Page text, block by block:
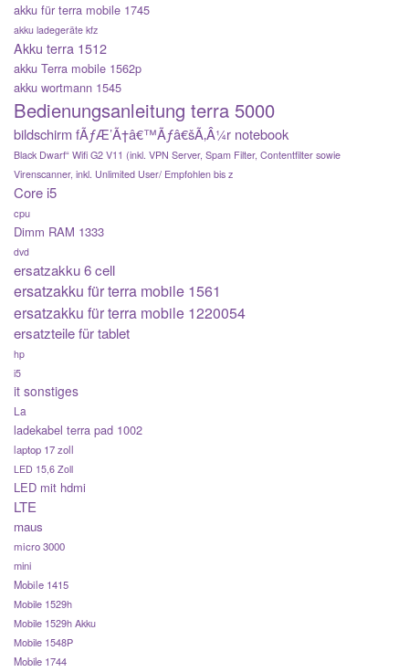
akku für terra mobile 1745
akku ladegeräte kfz
Akku terra 1512
akku Terra mobile 1562p
akku wortmann 1545
Bedienungsanleitung terra 5000
bildschirm fÃƒÆ’Ã†â€™Ãƒâ€šÃ‚Â¼r notebook
Black Dwarf“ Wifi G2 V11 (inkl. VPN Server, Spam Filter, Contentfilter sowie
Virenscanner, inkl. Unlimited User/ Empfohlen bis z
Core i5
cpu
Dimm RAM 1333
dvd
ersatzakku 6 cell
ersatzakku für terra mobile 1561
ersatzakku für terra mobile 1220054
ersatzteile für tablet
hp
i5
it sonstiges
La
ladekabel terra pad 1002
laptop 17 zoll
LED 15,6 Zoll
LED mit hdmi
LTE
maus
micro 3000
mini
Mobile 1415
Mobile 1529h
Mobile 1529h Akku
Mobile 1548P
Mobile 1744